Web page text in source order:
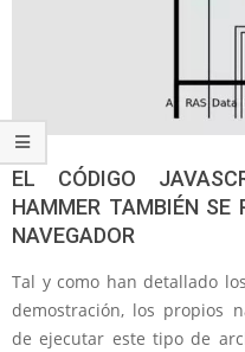
EL CÓDIGO
HAMMER TAMBIÉN SE
NAVEGADOR
Tal y como han detallado
demostración, los propios
de ejecutar este tipo de